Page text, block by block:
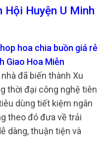
Hội Huyện U Minh
hoa chia buồn giá rẻ
Giao Hoa Miễn
đã biến thành Xu
thời đại công nghệ tiên
dùng tiết kiệm ngân
theo đó đưa về trải
dàng, thuận tiện và